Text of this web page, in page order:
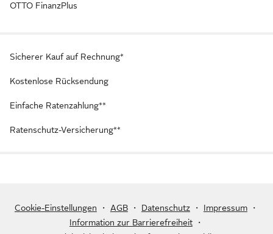
OTTO FinanzPlus
Sicherer Kauf auf Rechnung*
Kostenlose Rücksendung
Einfache Ratenzahlung**
Ratenschutz-Versicherung**
Cookie-Einstellungen ・ AGB ・ Datenschutz ・ Impressum
・
Information zur Barrierefreiheit
・